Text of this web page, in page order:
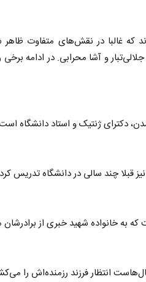
که غالبا در نقش‌های متفاوت ظاهر
و آشا محرابی. در ادامه برخی
دکترای ژنتیک و استاد دانشگاه
قبلا چند سالی در دانشگاه تدریس
به خانواده شهید خبری از
انتظار فرزند رزمنده‌اش را